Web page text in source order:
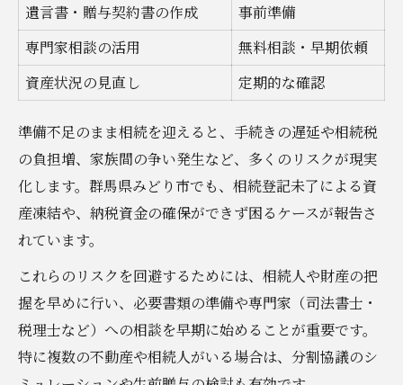
遺言書・贈与契約書の作成
事前準備
専門家相談の活用
無料相談・早期依頼
資産状況の見直し
定期的な確認
準備不足のまま相続を迎えると、手続きの遅延や相続税
の負担増、家族間の争い発生など、多くのリスクが現実
化します。群馬県みどり市でも、相続登記未了による資
産凍結や、納税資金の確保ができず困るケースが報告さ
れています。
これらのリスクを回避するためには、相続人や財産の把
握を早めに行い、必要書類の準備や専門家（司法書士・
税理士など）への相談を早期に始めることが重要です。
特に複数の不動産や相続人がいる場合は、分割協議のシ